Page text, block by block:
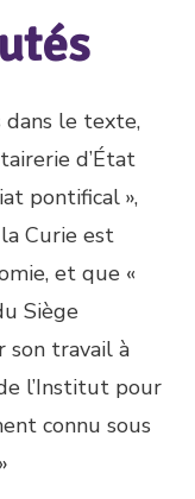
dans le texte,
d’État
pontifical »,
Curie est
et que «
Siège
son travail à
l’Institut pour
connu sous